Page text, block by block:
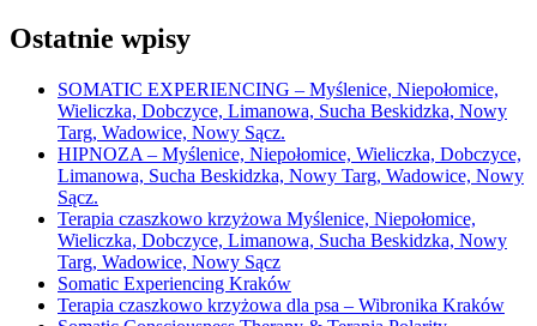
Ostatnie wpisy
SOMATIC EXPERIENCING – Myślenice, Niepołomice,
Wieliczka, Dobczyce, Limanowa, Sucha Beskidzka, Nowy
Targ, Wadowice, Nowy Sącz.
HIPNOZA – Myślenice, Niepołomice, Wieliczka, Dobczyce,
Limanowa, Sucha Beskidzka, Nowy Targ, Wadowice, Nowy
Sącz.
Terapia czaszkowo krzyżowa Myślenice, Niepołomice,
Wieliczka, Dobczyce, Limanowa, Sucha Beskidzka, Nowy
Targ, Wadowice, Nowy Sącz
Somatic Experiencing Kraków
Terapia czaszkowo krzyżowa dla psa – Wibronika Kraków